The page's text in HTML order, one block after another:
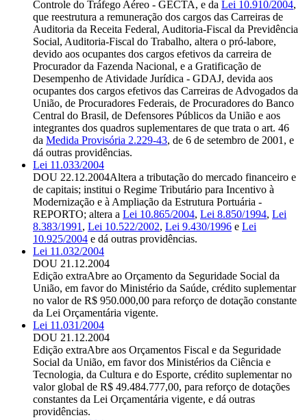
Controle do Tráfego Aéreo - GECTA, e da Lei 10.910/2004,
que reestrutura a remuneração dos cargos das Carreiras de
Auditoria da Receita Federal, Auditoria-Fiscal da Previdência
Social, Auditoria-Fiscal do Trabalho, altera o pró-labore,
devido aos ocupantes dos cargos efetivos da carreira de
Procurador da Fazenda Nacional, e a Gratificação de
Desempenho de Atividade Jurídica - GDAJ, devida aos
ocupantes dos cargos efetivos das Carreiras de Advogados da
União, de Procuradores Federais, de Procuradores do Banco
Central do Brasil, de Defensores Públicos da União e aos
integrantes dos quadros suplementares de que trata o art. 46
da Medida Provisória 2.229-43, de 6 de setembro de 2001, e
dá outras providências.
Lei 11.033/2004
DOU 22.12.2004Altera a tributação do mercado financeiro e
de capitais; institui o Regime Tributário para Incentivo à
Modernização e à Ampliação da Estrutura Portuária -
REPORTO; altera a Lei 10.865/2004, Lei 8.850/1994, Lei
8.383/1991 , Lei 10.522/2002, Lei 9.430/1996 e Lei
10.925/2004 e dá outras providências.
Lei 11.032/2004
DOU 21.12.2004
Edição extraAbre ao Orçamento da Seguridade Social da
União, em favor do Ministério da Saúde, crédito suplementar
no valor de R$ 950.000,00 para reforço de dotação constante
da Lei Orçamentária vigente.
Lei 11.031/2004
DOU 21.12.2004
Edição extraAbre aos Orçamentos Fiscal e da Seguridade
Social da União, em favor dos Ministérios da Ciência e
Tecnologia, da Cultura e do Esporte, crédito suplementar no
valor global de R$ 49.484.777,00, para reforço de dotações
constantes da Lei Orçamentária vigente, e dá outras
providências.